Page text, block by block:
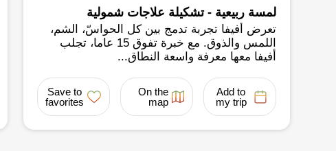
لمسة ربيعية - تشكيلة علاجات شمولية
تعرض أفيفا تجربة تدمج بين كل الحواسّ، الشم،
اللمس والذوق. مع خبرة تفوق 15 عاما، تجلب
أفيفا معها معرفة واسعة النطاق...
Add to
my trip
On the
map
Save to
favorites